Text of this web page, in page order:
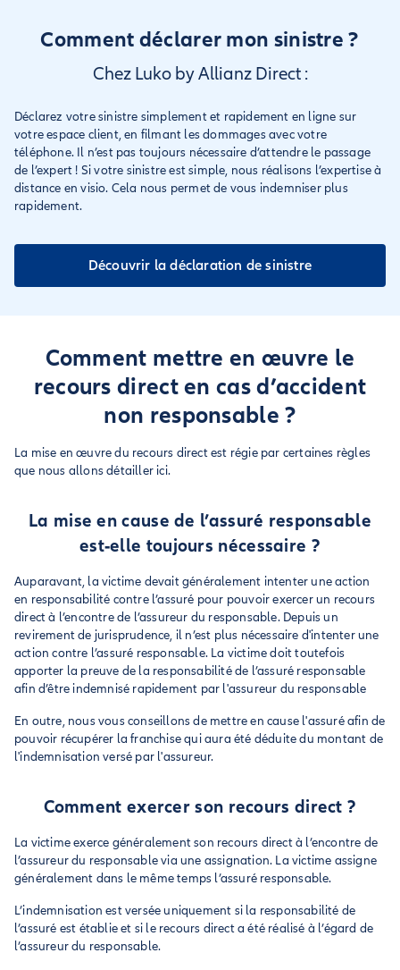
Comment déclarer mon sinistre ?
Chez Luko by Allianz Direct :
Déclarez votre sinistre simplement et rapidement en ligne sur
votre espace client, en filmant les dommages avec votre
téléphone. Il n’est pas toujours nécessaire d’attendre le passage
de l’expert ! Si votre sinistre est simple, nous réalisons l’expertise à
distance en visio. Cela nous permet de vous indemniser plus
rapidement.
Découvrir la déclaration de sinistre
Comment mettre en œuvre le
recours direct en cas d’accident
non responsable ?
La mise en œuvre du recours direct est régie par certaines règles
que nous allons détailler ici.
La mise en cause de l’assuré responsable
est-elle toujours nécessaire ?
Auparavant, la victime devait généralement intenter une action
en responsabilité contre l’assuré pour pouvoir exercer un recours
direct à l’encontre de l’assureur du responsable. Depuis un
revirement de jurisprudence, il n’est plus nécessaire d'intenter une
action contre l’assuré responsable. La victime doit toutefois
apporter la preuve de la responsabilité de l’assuré responsable
afin d’être indemnisé rapidement par l'assureur du responsable
En outre, nous vous conseillons de mettre en cause l'assuré afin de
pouvoir récupérer la franchise qui aura été déduite du montant de
l'indemnisation versé par l'assureur.
Comment exercer son recours direct ?
La victime exerce généralement son recours direct à l’encontre de
l’assureur du responsable via une assignation. La victime assigne
généralement dans le même temps l’assuré responsable.
L’indemnisation est versée uniquement si la responsabilité de
l’assuré est établie et si le recours direct a été réalisé à l’égard de
l’assureur du responsable.